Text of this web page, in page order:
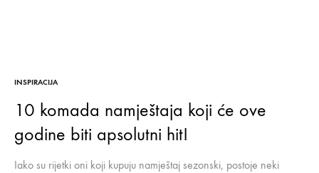
INSPIRACIJA
10 komada namještaja koji će ove
godine biti apsolutni hit!
Iako su rijetki oni koji kupuju namještaj sezonski, postoje neki